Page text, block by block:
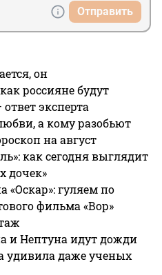
Отправить
он
россияне будут
эксперта
а кому разобьют
на август
как сегодня выглядит
дочек»
«Оскар»: гуляем по
фильма «Вор»
и Нептуна идут дожди
удивила даже ученых